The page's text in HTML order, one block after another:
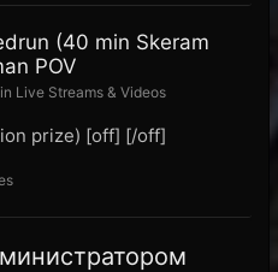
(40 min Skeram
POV
Live Streams & Videos
prize) [off] [/off]